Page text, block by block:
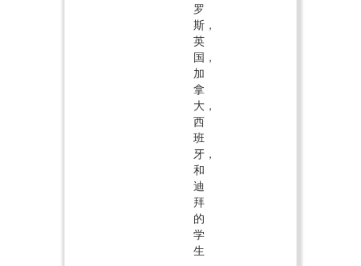
罗
斯，
英
国，
加
拿
大，
西
班
牙，
和
迪
拜
的
学
生